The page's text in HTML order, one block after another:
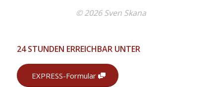
© 2026 Sven Skana
24 STUNDEN ERREICHBAR UNTER
EXPRESS-Formular